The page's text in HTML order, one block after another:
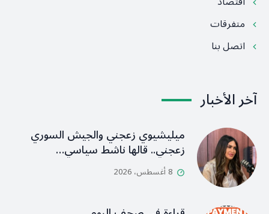
متفرقات
اتصل بنا
آخر الأخبار
ميليشيوي زعجني والجيش السوري
زعجني.. قالها ناشط سياسي…
8 أغسطس، 2026